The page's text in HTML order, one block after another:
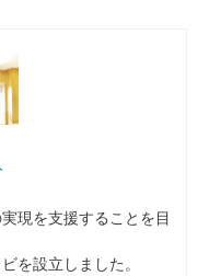
現を支援することを目
を設立しました。